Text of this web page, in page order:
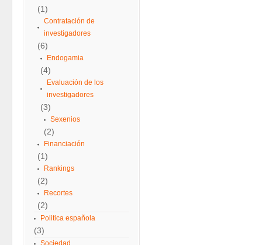
(1)
Contratación de
investigadores
(6)
Endogamia
(4)
Evaluación de los
investigadores
(3)
Sexenios
(2)
Financiación
(1)
Rankings
(2)
Recortes
(2)
Politica española
(3)
Sociedad